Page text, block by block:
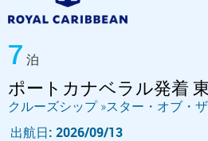
7 泊
ポートカナベラル発着
クルーズシップ »スター・オブ・
出航日: 2026/09/13